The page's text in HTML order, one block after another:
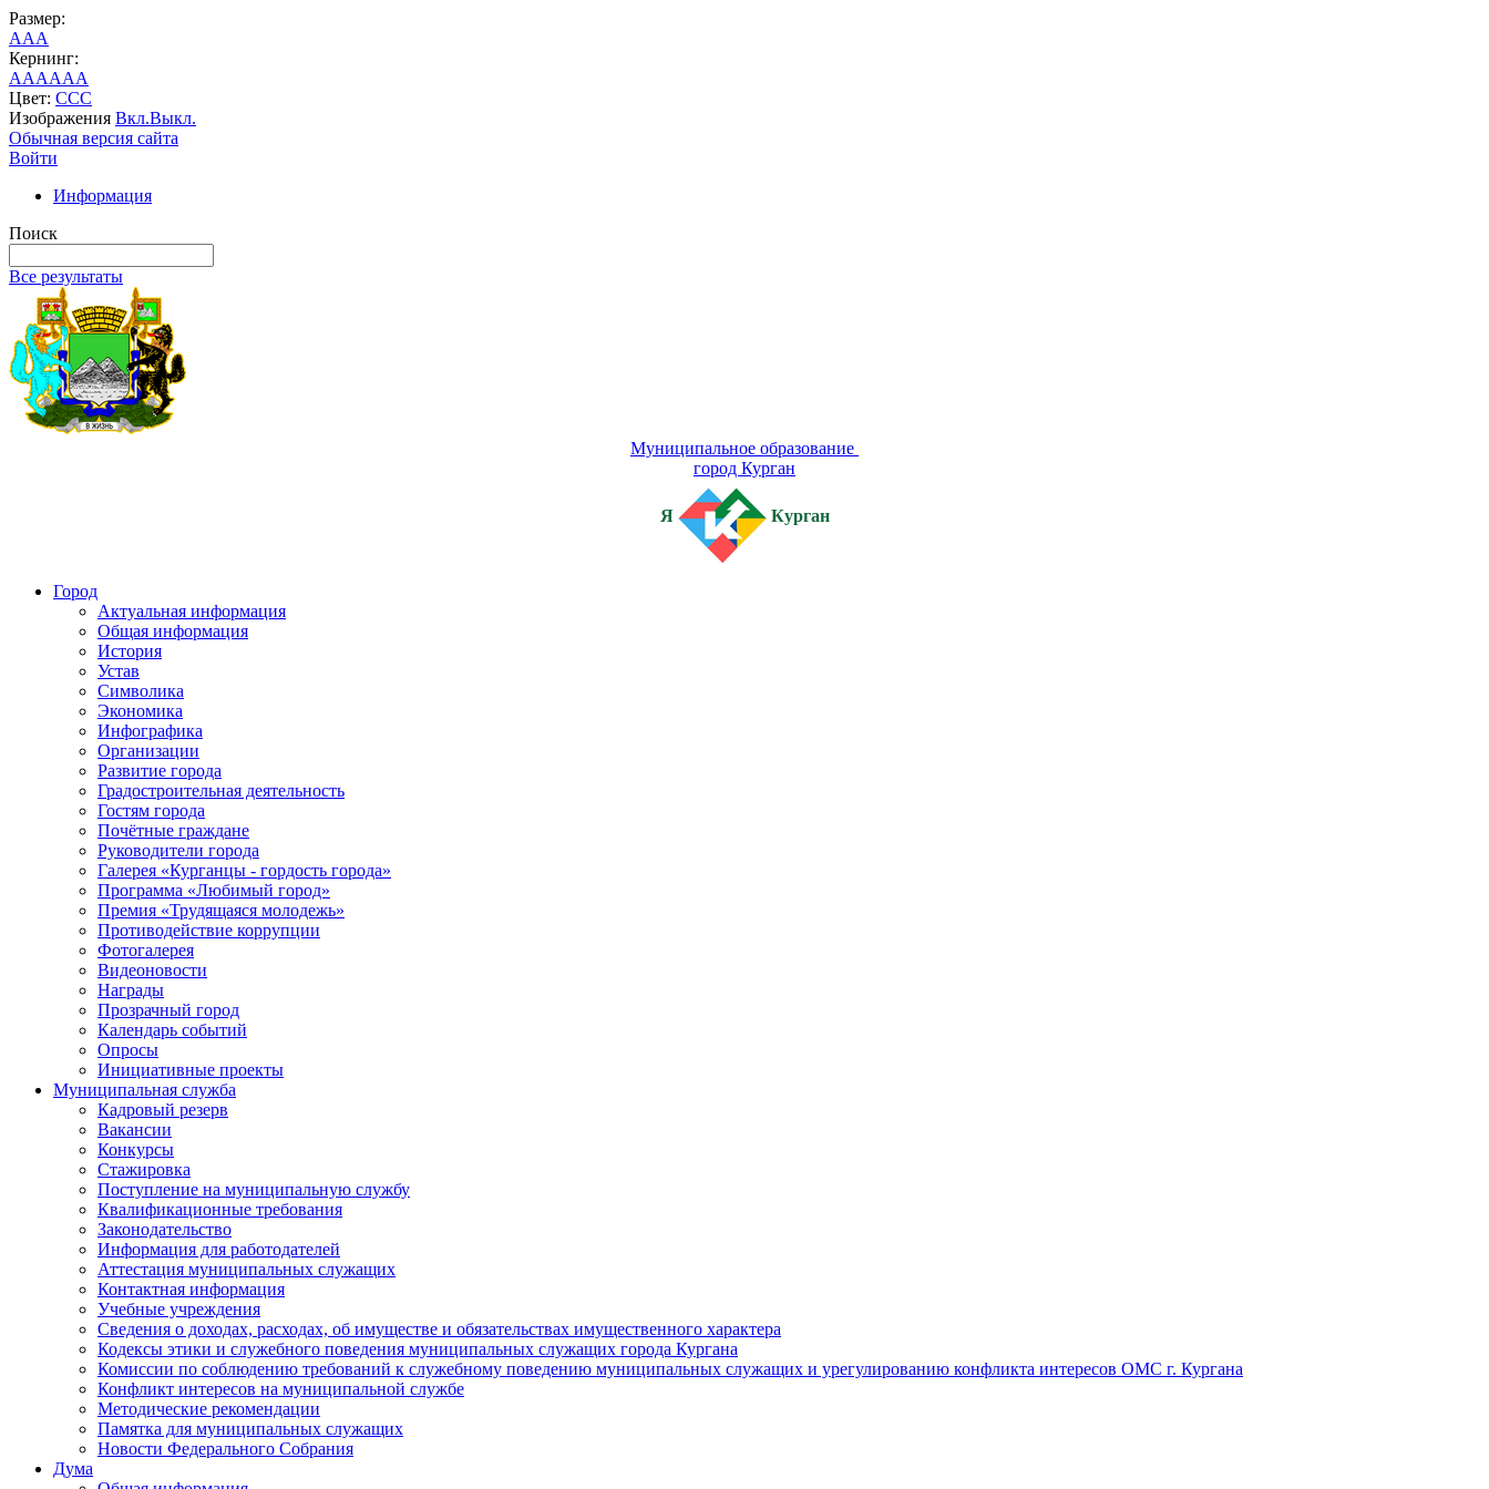
Размер:
AAA
Кернинг:
AAAAAA
Цвет: CCC
Изображения Вкл.Выкл.
Обычная версия сайта
Войти
Информация
Поиск
Все результаты
Муниципальное образование
город Курган
Я Курган
Город
Актуальная информация
Общая информация
История
Устав
Символика
Экономика
Инфографика
Организации
Развитие города
Градостроительная деятельность
Гостям города
Почётные граждане
Руководители города
Галерея «Курганцы - гордость города»
Программа «Любимый город»
Премия «Трудящаяся молодежь»
Противодействие коррупции
Фотогалерея
Видеоновости
Награды
Прозрачный город
Календарь событий
Опросы
Инициативные проекты
Муниципальная служба
Кадровый резерв
Вакансии
Конкурсы
Стажировка
Поступление на муниципальную службу
Квалификационные требования
Законодательство
Информация для работодателей
Аттестация муниципальных служащих
Контактная информация
Учебные учреждения
Сведения о доходах, расходах, об имуществе и обязательствах имущественного характера
Кодексы этики и служебного поведения муниципальных служащих города Кургана
Комиссии по соблюдению требований к служебному поведению муниципальных служащих и урегулированию конфликта интересов ОМС г. Кургана
Конфликт интересов на муниципальной службе
Методические рекомендации
Памятка для муниципальных служащих
Новости Федерального Cобрания
Дума